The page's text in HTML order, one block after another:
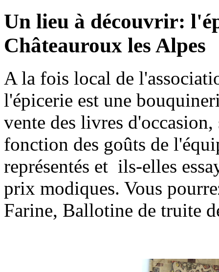
Un lieu à découvrir:
Châteauroux les Alpes
A la fois local de
l'épicerie est une
vente des livres
fonction des goûts de
représentés et ils-elles
prix modiques. Vous
Farine, Ballotine de truite